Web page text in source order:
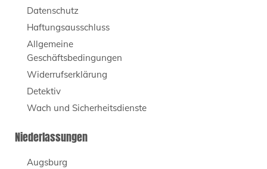
Datenschutz
Haftungsausschluss
Allgemeine
Geschäftsbedingungen
Widerrufserklärung
Detektiv
Wach und Sicherheitsdienste
Niederlassungen
Augsburg